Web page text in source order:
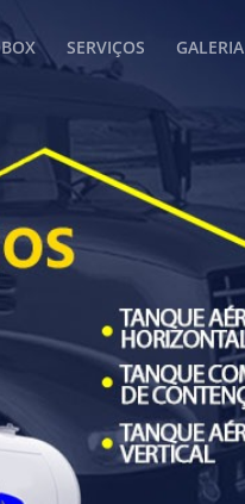
SERVIÇOS GALERIA